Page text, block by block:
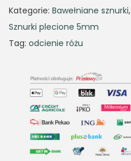
Kategorie: Bawełniane sznurki,
Sznurki plecione 5mm
Tag: odcienie różu